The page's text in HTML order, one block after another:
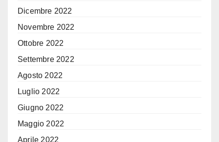
Dicembre 2022
Novembre 2022
Ottobre 2022
Settembre 2022
Agosto 2022
Luglio 2022
Giugno 2022
Maggio 2022
Aprile 2022